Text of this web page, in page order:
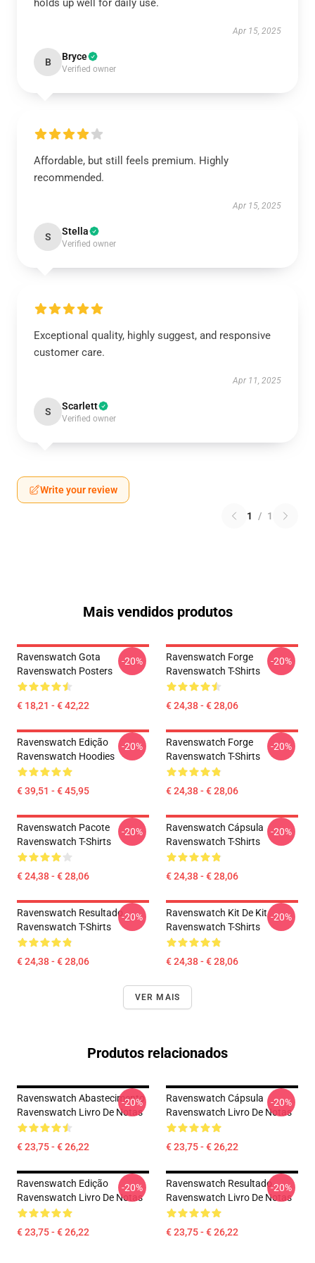
holds up well for daily use.
Apr 15, 2025
B Bryce
Verified owner
Affordable, but still feels premium. Highly
recommended.
Apr 15, 2025
S Stella
Verified owner
Exceptional quality, highly suggest, and responsive
customer care.
Apr 11, 2025
S Scarlett
Verified owner
Write your review
1 / 1
Mais vendidos produtos
Ravenswatch Gota
Ravenswatch Posters
€ 18,21 - € 42,22
-20%
Ravenswatch Forge
Ravenswatch T-Shirts
€ 24,38 - € 28,06
-20%
Ravenswatch Edição
Ravenswatch Hoodies
€ 39,51 - € 45,95
-20%
Ravenswatch Forge
Ravenswatch T-Shirts
€ 24,38 - € 28,06
-20%
Ravenswatch Pacote
Ravenswatch T-Shirts
€ 24,38 - € 28,06
-20%
Ravenswatch Cápsula
Ravenswatch T-Shirts
€ 24,38 - € 28,06
-20%
Ravenswatch Resultado
Ravenswatch T-Shirts
€ 24,38 - € 28,06
-20%
Ravenswatch Kit De Kit
Ravenswatch T-Shirts
€ 24,38 - € 28,06
-20%
VER MAIS
Produtos relacionados
Ravenswatch Abastecimento
Ravenswatch Livro De Notas
€ 23,75 - € 26,22
-20%
Ravenswatch Cápsula
Ravenswatch Livro De Notas
€ 23,75 - € 26,22
-20%
Ravenswatch Edição
Ravenswatch Livro De Notas
€ 23,75 - € 26,22
-20%
Ravenswatch Resultado
Ravenswatch Livro De Notas
€ 23,75 - € 26,22
-20%